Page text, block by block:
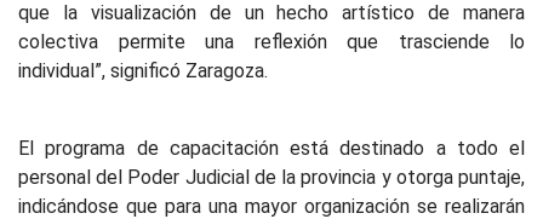
que la visualización de un hecho artístico de manera
colectiva permite una reflexión que trasciende lo
individual”, significó Zaragoza.
El programa de capacitación está destinado a todo el
personal del Poder Judicial de la provincia y otorga puntaje,
indicándose que para una mayor organización se realizarán